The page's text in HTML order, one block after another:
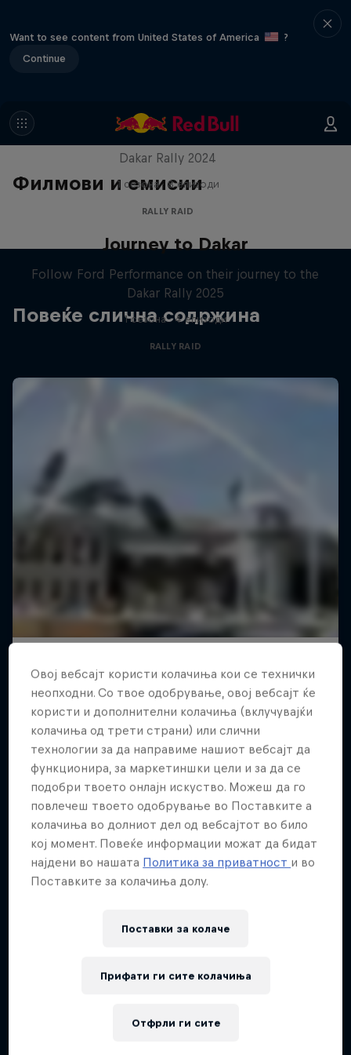
Want to see content from United States of America
?
Continue
Филмови и емисии
Dakar: In the Dust
Dakar Rally 2024
1 сезона · 8 епизоди
RALLY RAID
Повеќе слична содржина
Journey to Dakar
Follow Ford Performance on their journey to the
Dakar Rally 2025
1 сезона · 4 епизоди
RALLY RAID
Овој вебсајт користи колачиња кои се технички
неопходни. Со твое одобрување, овој вебсајт ќе
користи и дополнителни колачиња (вклучувајќи
колачиња од трети страни) или слични
технологии за да направиме нашиот вебсајт да
функционира, за маркетиншки цели и за да се
подобри твоето онлајн искуство. Можеш да го
повлечеш твоето одобрување во Поставките а
колачиња во долниот дел од вебсајтот во било
кој момент. Повеќе информации можат да бидат
најдени во нашата Политика за приватност и во
Поставките за колачиња долу.
Поставки за колачe
Отфрли ги сите
Прифати ги сите колачиња